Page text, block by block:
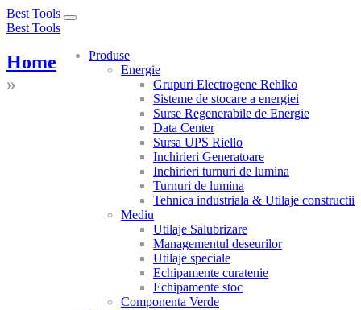
Best Tools
Toggle
Best Tools
Produse
Energie
Grupuri Electrogene Rehlko
Sisteme de stocare a energiei
Surse Regenerabile de Energie
Data Center
Sursa UPS Riello
Inchirieri Generatoare
Inchirieri turnuri de lumina
Turnuri de lumina
Tehnica industriala & Utilaje constructii
Mediu
Utilaje Salubrizare
Managementul deseurilor
Utilaje speciale
Echipamente curatenie
Echipamente stoc
Componenta Verde
Home
»